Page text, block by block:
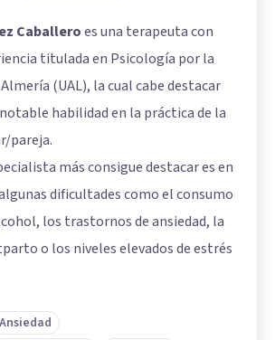
Caballeroes una terapeuta con
titulada en Psicología por la
(UAL), la cual cabe destacar
habilidad en la práctica de la
pareja.
más consigue destacar es en
dificultades como el consumo
los trastornos de ansiedad, la
o los niveles elevados de estrés
Ansiedad